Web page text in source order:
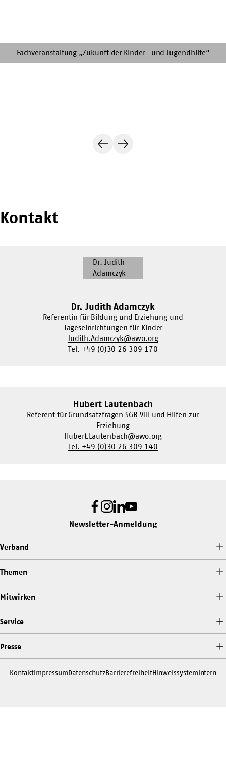
VorherigeNächste
Kontakt
Dr. Judith Adamczyk
Referentin für Bildung und Erziehung und
Tageseinrichtungen für Kinder
Judith.Adamczyk@awo.org
Tel. +49 (0)30 26 309 170
Hubert Lautenbach
Referent für Grundsatzfragen SGB VIII und Hilfen zur
Erziehung
Hubert.Lautenbach@awo.org
Tel. +49 (0)30 26 309 140
Facebook
Instagram
LinkedIn
Youtube
Newsletter-Anmeldung
Verband
Themen
Mitwirken
Service
Presse
KontaktImpressumDatenschutzBarrierefreiheitHinweissystemIntern